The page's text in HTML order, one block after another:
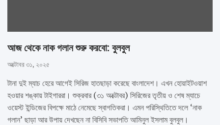
আজ থেকে নাক গলান শুরু করবো: বুলবুল
অক্টোবর ৩১, ২০২৫
টানা দুই ম্যাচ হেরে আগেই সিরিজ হাতছাড়া করেছে বাংলাদেশ। এখন হোয়াইটওয়াশ
হওয়ার শঙ্কায় টাইগাররা। শুক্রবার (৩১ অক্টোবর) সিরিজের তৃতীয় ও শেষ ম্যাচে
ওয়েস্ট ইন্ডিজের বিপক্ষে মাঠে নেমেছে স্বাগতিকরা। এমন পরিস্থিতিতে দলে ‘নাক
গলান’ ছাড়া আর উপায় দেখছেন না বিসিবি সভাপতি আমিনুল ইসলাম বুলবুল।